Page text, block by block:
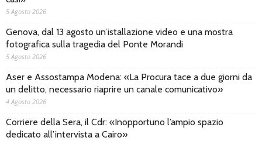
5 Agosto 2026
Genova, dal 13 agosto un’istallazione video e una mostra
fotografica sulla tragedia del Ponte Morandi
5 Agosto 2026
Aser e Assostampa Modena: «La Procura tace a due giorni da
un delitto, necessario riaprire un canale comunicativo»
4 Agosto 2026
Corriere della Sera, il Cdr: «Inopportuno l’ampio spazio
dedicato all’intervista a Cairo»